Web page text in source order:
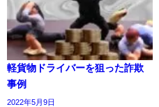
軽貨物ドライバーを狙った詐欺
事例
2022年5月9日